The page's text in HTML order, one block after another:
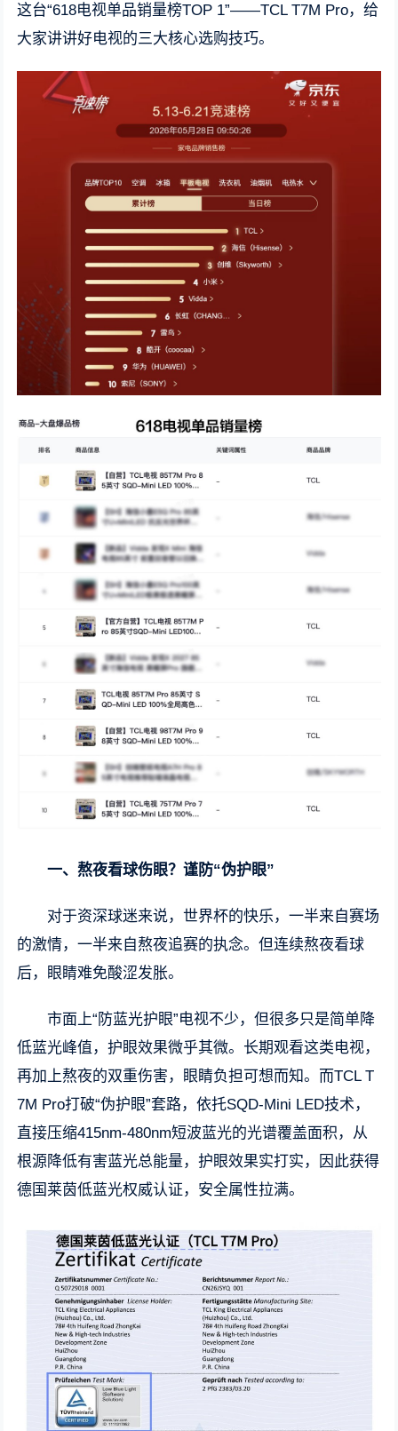
这台“618电视单品销量榜TOP 1”——TCL T7M Pro，给
大家讲讲好电视的三大核心选购技巧。
一、熬夜看球伤眼？谨防“伪护眼”
对于资深球迷来说，世界杯的快乐，一半来自赛场
的激情，一半来自熬夜追赛的执念。但连续熬夜看球
后，眼睛难免酸涩发胀。
市面上“防蓝光护眼”电视不少，但很多只是简单降
低蓝光峰值，护眼效果微乎其微。长期观看这类电视，
再加上熬夜的双重伤害，眼睛负担可想而知。而TCL T
7M Pro打破“伪护眼”套路，依托SQD-Mini LED技术，
直接压缩415nm-480nm短波蓝光的光谱覆盖面积，从
根源降低有害蓝光总能量，护眼效果实打实，因此获得
德国莱茵低蓝光权威认证，安全属性拉满。